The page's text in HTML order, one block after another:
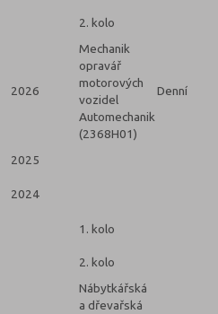
2. kolo
2026
Mechanik
opravář
motorových
vozidel
Automechanik
(2368H01)
Denní
2025
2024
1. kolo
2. kolo
Nábytkářská
a dřevařská